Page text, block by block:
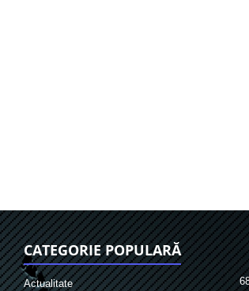
CATEGORIE POPULARĂ
Actualitate